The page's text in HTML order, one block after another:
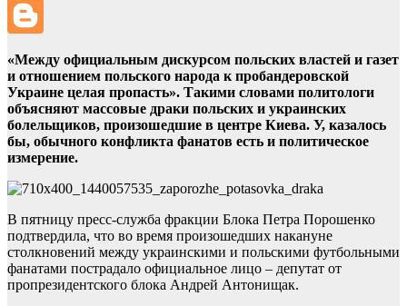
«Между официальным дискурсом польских властей и газет
и отношением польского народа к пробандеровской
Украине целая пропасть». Такими словами политологи
объясняют массовые драки польских и украинских
болельщиков, произошедшие в центре Киева. У, казалось
бы, обычного конфликта фанатов есть и политическое
измерение.
В пятницу пресс-служба фракции Блока Петра Порошенко
подтвердила, что во время произошедших накануне
столкновений между украинскими и польскими футбольными
фанатами пострадало официальное лицо – депутат от
пропрезидентского блока Андрей Антонищак.